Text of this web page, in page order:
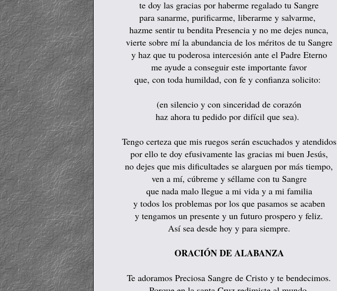
te doy las gracias por haberme regalado tu Sangre
para sanarme, purificarme, liberarme y salvarme,
hazme sentir tu bendita Presencia y no me dejes nunca,
vierte sobre mí la abundancia de los méritos de tu Sangre
y haz que tu poderosa intercesión ante el Padre Eterno
me ayude a conseguir este importante favor
que, con toda humildad, con fe y confianza solicito:
(en silencio y con sinceridad de corazón
haz ahora tu pedido por difícil que sea).
Tengo certeza que mis ruegos serán escuchados y atendidos
por ello te doy efusivamente las gracias mi buen Jesús,
no dejes que mis dificultades se alarguen por más tiempo,
ven a mí, cúbreme y séllame con tu Sangre
que nada malo llegue a mi vida y a mi familia
y todos los problemas por los que pasamos se acaben
y tengamos un presente y un futuro prospero y feliz.
Así sea desde hoy y para siempre.
ORACIÓN DE ALABANZA
Te adoramos Preciosa Sangre de Cristo y te bendecimos.